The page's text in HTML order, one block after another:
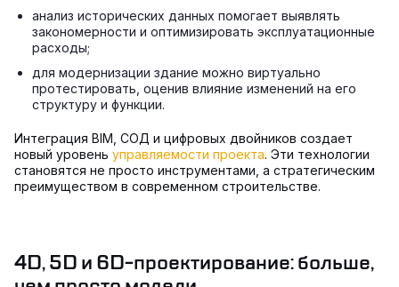
анализ исторических данных помогает выявлять
закономерности и оптимизировать эксплуатационные
расходы;
для модернизации здание можно виртуально
протестировать, оценив влияние изменений на его
структуру и функции.
Интеграция BIM, СОД и цифровых двойников создает
новый уровень управляемости проекта. Эти технологии
становятся не просто инструментами, а стратегическим
преимуществом в современном строительстве.
4D, 5D и 6D-проектирование: больше,